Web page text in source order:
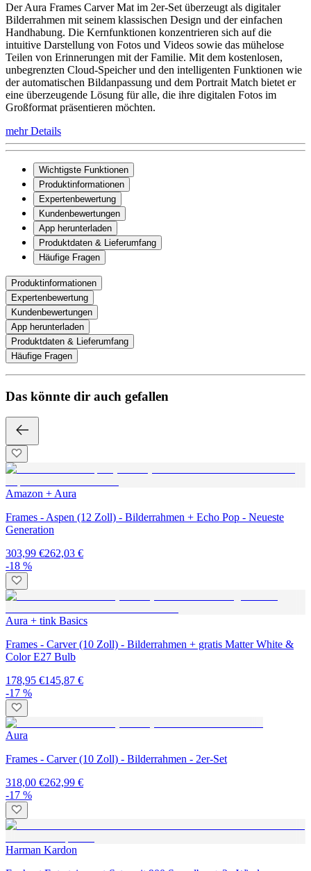
Der Aura Frames Carver Mat im 2er-Set überzeugt als digitaler
Bilderrahmen mit seinem klassischen Design und der einfachen
Handhabung. Die Kernfunktionen konzentrieren sich auf die
intuitive Darstellung von Fotos und Videos sowie das mühelose
Teilen von Erinnerungen mit der Familie. Mit dem kostenlosen,
unbegrenzten Cloud-Speicher und den intelligenten Funktionen wie
der automatischen Bildanpassung und dem Portrait Match bietet er
eine überzeugende Lösung für alle, die ihre digitalen Fotos im
Großformat präsentieren möchten.
mehr Details
Wichtigste Funktionen
Produktinformationen
Expertenbewertung
Kundenbewertungen
App herunterladen
Produktdaten & Lieferumfang
Häufige Fragen
Produktinformationen
Expertenbewertung
Kundenbewertungen
App herunterladen
Produktdaten & Lieferumfang
Häufige Fragen
Das könnte dir auch gefallen
Amazon + Aura
Frames - Aspen (12 Zoll) - Bilderrahmen + Echo Pop - Neueste
Generation
303,99 €262,03 €
-18 %
Aura + tink Basics
Frames - Carver (10 Zoll) - Bilderrahmen + gratis Matter White &
Color E27 Bulb
178,95 €145,87 €
-17 %
Aura
Frames - Carver (10 Zoll) - Bilderrahmen - 2er-Set
318,00 €262,99 €
-17 %
Harman Kardon